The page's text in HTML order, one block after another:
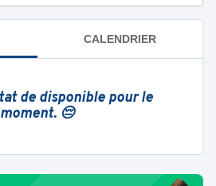
CALENDRIER
de disponible pour le
moment. 😔